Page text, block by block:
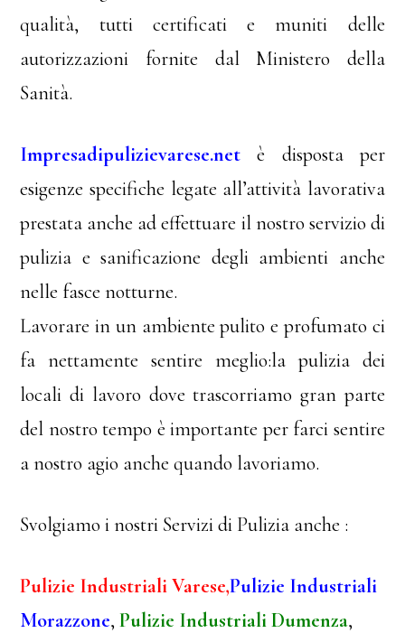
qualità, tutti certificati e muniti delle
autorizzazioni fornite dal Ministero della
Sanità.
Impresadipulizievarese.net è disposta per
esigenze specifiche legate all’attività lavorativa
prestata anche ad effettuare il nostro servizio di
pulizia e sanificazione degli ambienti anche
nelle fasce notturne.
Lavorare in un ambiente pulito e profumato ci
fa nettamente sentire meglio:la pulizia dei
locali di lavoro dove trascorriamo gran parte
del nostro tempo è importante per farci sentire
a nostro agio anche quando lavoriamo.
Svolgiamo i nostri Servizi di Pulizia anche :
Pulizie Industriali Varese,Pulizie Industriali
Morazzone,Pulizie Industriali Dumenza,